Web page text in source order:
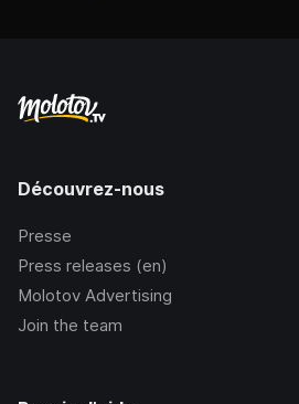
Découvrez-nous
Presse
Press releases (en)
Molotov Advertising
Join the team